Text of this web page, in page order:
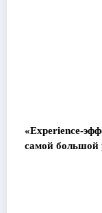
«Experience-
самой большой